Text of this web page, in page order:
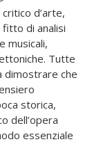
d’arte,
di analisi
musicali,
Tutte
dimostrare che
storica,
dell’opera
essenziale